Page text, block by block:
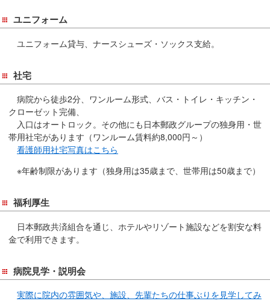
ユニフォーム
ユニフォーム貸与、ナースシューズ・ソックス支給。
社宅
病院から徒歩2分、ワンルーム形式、バス・トイレ・キッチン・
クローゼット完備、
入口はオートロック。その他にも日本郵政グループの独身用・世
帯用社宅があります（ワンルーム賃料約8,000円～）
看護師用社宅写真はこちら
※年齢制限があります（独身用は35歳まで、世帯用は50歳まで）
福利厚生
日本郵政共済組合を通じ、ホテルやリゾート施設などを割安な料
金で利用できます。
病院見学・説明会
実際に院内の雰囲気や、施設、先輩たちの仕事ぶりを見学してみ